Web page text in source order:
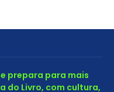
prepara para mais
do Livro, com cultura,